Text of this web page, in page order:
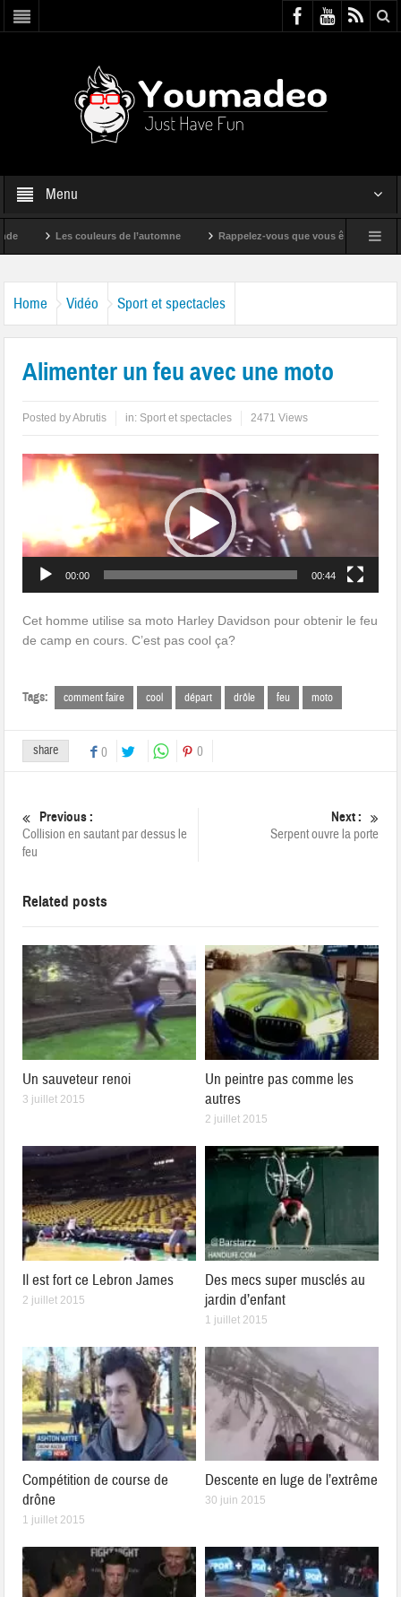
Menu
Les couleurs de l’automne Rappelez-vous que vous êtes super !
Home Vidéo Sport et spectacles
Alimenter un feu avec une moto
Posted byAbrutis in: Sport et spectacles 2471 Views
Lecteur
vidéo
00:00 00:44
Cet homme utilise sa moto Harley Davidson pour obtenir le feu
de camp en cours. C’est pas cool ça?
Tags: comment faire cool départ drôle feu moto
share 0 0
Previous :
Collision en sautant par dessus le
feu
Next :
Serpent ouvre la porte
Related posts
Un sauveteur renoi
3 juillet 2015
Un peintre pas comme les
autres
2 juillet 2015
Il est fort ce Lebron James
2 juillet 2015
Des mecs super musclés au
jardin d’enfant
1 juillet 2015
Compétition de course de
drône
1 juillet 2015
Descente en luge de l’extrême
30 juin 2015